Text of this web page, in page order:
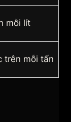
mỗi lít
trên mỗi tấn